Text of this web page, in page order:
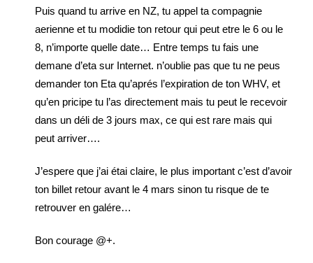
Puis quand tu arrive en NZ, tu appel ta compagnie
aerienne et tu modidie ton retour qui peut etre le 6 ou le
8, n’importe quelle date… Entre temps tu fais une
demane d’eta sur Internet. n’oublie pas que tu ne peus
demander ton Eta qu’aprés l’expiration de ton WHV, et
qu’en pricipe tu l’as directement mais tu peut le recevoir
dans un déli de 3 jours max, ce qui est rare mais qui
peut arriver….
J’espere que j’ai étai claire, le plus important c’est d’avoir
ton billet retour avant le 4 mars sinon tu risque de te
retrouver en galére…
Bon courage @+.